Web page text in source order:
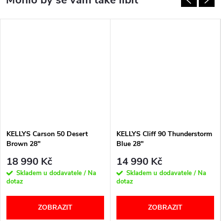
KELLYS Carson 50 Desert
Brown 28"
18 990 Kč
Skladem u dodavatele / Na
dotaz
ZOBRAZIT
KELLYS Cliff 90 Thunderstorm
Blue 28"
14 990 Kč
Skladem u dodavatele / Na
dotaz
ZOBRAZIT